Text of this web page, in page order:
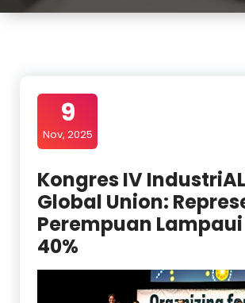
9
Nov, 2025
Kongres IV
Global Union:
Perempuan
40%